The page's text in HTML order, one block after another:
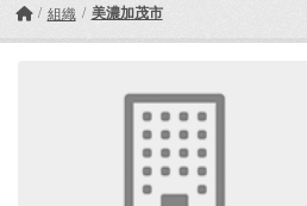
組織 美濃加茂市